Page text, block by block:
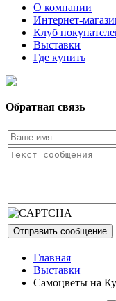
О компании
Интернет-
Клуб
Выставки
Где купить
Обратная связь
Главная
Выставки
Самоцветы на